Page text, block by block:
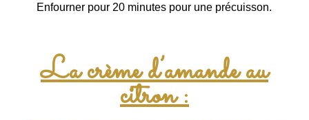
Enfourner pour 20 minutes pour une précuisson.
La crème d’amande au
citron :